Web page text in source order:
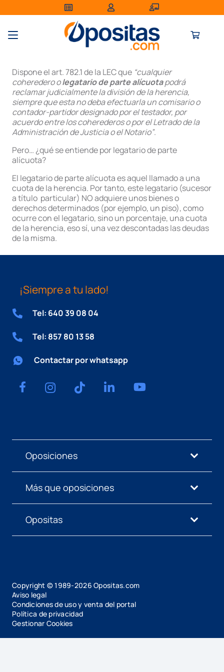
Dispone el art. 782.1 de la LEC que “cualquier
coheredero olegatario de parte alícuotapodrá
reclamar judicialmente la división de la herencia,
siempre que esta no deba efectuarla un comisario o
contador-partidor designado por el testador, por
acuerdo entre los coherederos o por el Letrado de la
Administración de Justicia o el Notario”.
Pero… ¿qué se entiende por legatario de parte
alícuota?
El legatario de parte alícuota es aquel llamado a una
cuota de la herencia. Por tanto, este legatario (sucesor
a título particular) NO adquiere unos bienes o
derechos determinados (por ejemplo, un piso), como
ocurre con el legatario, sino un porcentaje, una cuota
de la herencia, eso sí, una vez descontadas las deudas
de la misma.
¡Siempre a tu lado!
Tel: 640 39 08 04
Tel: 857 80 13 58
Contactar por whatsapp
Oposiciones
Más que oposiciones
Opositas
Copyright © 1989-2026 Opositas.com
Aviso legal
Condiciones de uso y venta del portal
Política de privacidad
Gestionar Cookies